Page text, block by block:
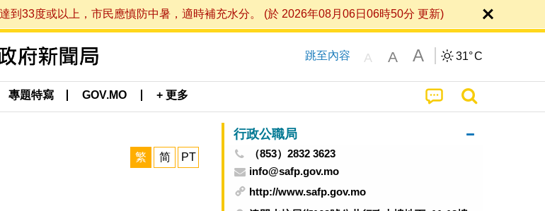
33度或以上，市民應慎防中暑，適時補充水分。 (於 2026年08月06日06時50分 更新)
跳至內容 A A A 31°C
專題特寫 GOV.MO + 更多
繁 简 PT
行政公職局
（853）2832 3623
info@safp.gov.mo
http://www.safp.gov.mo